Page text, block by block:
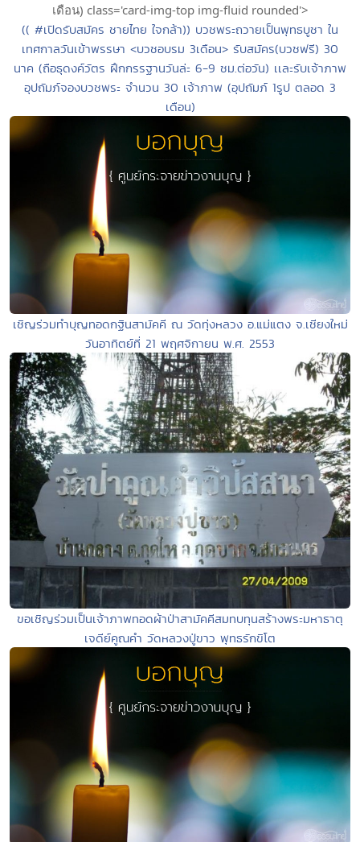
เดือน) class='card-img-top img-fluid rounded'>
(( #เปิดรับสมัคร ชายไทย ใจกล้า)) บวชพระถวายเป็นพุทธบูชา ใน
เทศกาลวันเข้าพรรษา <บวชอบรม 3เดือน> รับสมัคร(บวชฟรี) 30
นาค (ถือธุดงค์วัตร ฝึกกรรฐานวันล่ะ 6-9 ชม.ต่อวัน) เเละรับเจ้าภาพ
อุปถัมภ์จองบวชพระ จำนวน 30 เจ้าภาพ (อุปถัมภ์ 1รูป ตลอด 3
เดือน)
เชิญร่วมทำบุญทอดกฐินสามัคคี ณ วัดทุ่งหลวง อ.แม่แตง จ.เชียงใหม่
วันอาทิตย์ที่ 21 พฤศจิกายน พ.ศ. 2553
ขอเชิญร่วมเป็นเจ้าภาพทอดผ้าป่าสามัคคีสมทบทุนสร้างพระมหาธาตุ
เจดีย์คูณคำ วัดหลวงปู่ขาว พุทธรักขิโต